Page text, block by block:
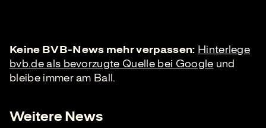
Keine BVB-News mehr verpassen: Hinterlege
bvb.de als bevorzugte Quelle bei Google und
bleibe immer am Ball.
Weitere News